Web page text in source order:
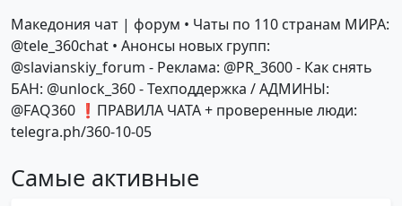
Македония чат | форум • Чаты по 110 странам МИРА:
@tele_360chat • Анонсы новых групп:
@slavianskiy_forum - Реклама: @PR_3600 - Как снять
БАН: @unlock_360 - Техподдержка / АДМИНЫ:
@FAQ360 ❗ПРАВИЛА ЧАТА + проверенные люди:
telegra.ph/360-10-05
Самые активные